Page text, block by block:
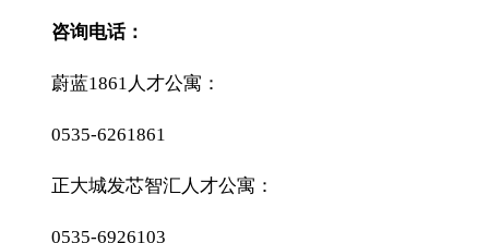
咨询电话：
蔚蓝1861人才公寓：
0535-6261861
正大城发芯智汇人才公寓：
0535-6926103